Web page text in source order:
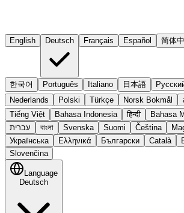
English Deutsch Français Español 简体
한국어 Português Italiano 日本語
Nederlands
Polski Türkçe Norsk Bokmål
Tiếng Việt
Bahasa Indonesia हिन्दी Bahasa
עברית
বাংলা Svenska Suomi Čeština
Українська
Ελληνικά Български Català
Slovenčina
Language
Deutsch